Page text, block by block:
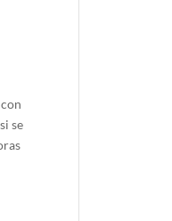
se